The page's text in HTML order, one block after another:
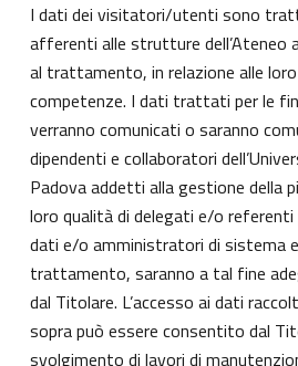
I dati dei visitatori/utenti sono
afferenti alle strutture dell’Ateneo
al trattamento, in relazione alle
competenze. I dati trattati per le
verranno comunicati o saranno
dipendenti e collaboratori
Padova addetti alla gestione della
loro qualità di delegati e/o referenti
dati e/o amministratori di sistema
trattamento, saranno a tal fine
dal Titolare. L’accesso ai dati
sopra può essere consentito dal
svolgimento di lavori di